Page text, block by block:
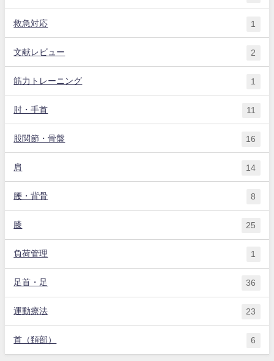
救急対応 1
文献レビュー 2
筋力トレーニング 1
肘・手首 11
股関節・骨盤 16
肩 14
腰・背骨 8
膝 25
負荷管理 1
足首・足 36
運動療法 23
首（頚部） 6